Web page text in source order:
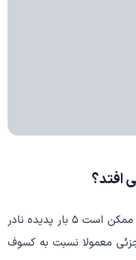
افتد؟
در هر سال برای ما ساکنین کره زمین ممکن است ۵ بار پدیده نادر
معمولا نسبت به کسوف